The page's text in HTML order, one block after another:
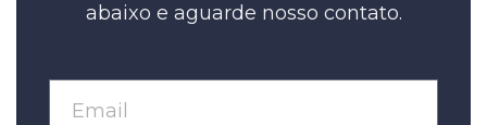
abaixo e aguarde nosso contato.